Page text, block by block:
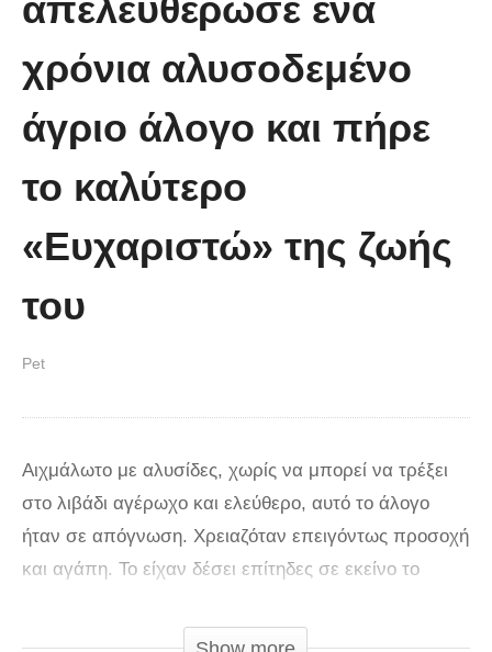
στον κόσμο!! (Video)
απελευθέρωσε ένα
χρόνια αλυσοδεμένο
άγριο άλογο και πήρε
το καλύτερο
«Ευχαριστώ» της ζωής
του
Pet
Αιχμάλωτο με αλυσίδες, χωρίς να μπορεί να τρέξει
στο λιβάδι αγέρωχο και ελεύθερο, αυτό το άλογο
ήταν σε απόγνωση. Χρειαζόταν επειγόντως προσοχή
και αγάπη. Το είχαν δέσει επίτηδες σε εκείνο το
να δένουν τα άλογα αβοήθητα, χωρίς καν να